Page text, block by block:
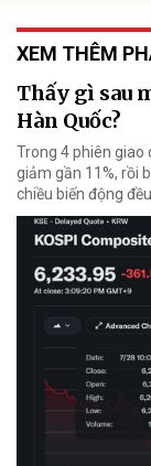
XEM THÊM
Thấy gì sau
Hàn Quốc?
Trong 4 phiên giao
giảm gần 11%, rồi
chiều biến động